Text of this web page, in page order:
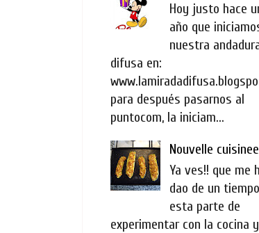
Hoy justo hace
año que
nuestra
difusa en:
para después pasarnos al
puntocom, la iniciam...
Nouvelle
Ya ves!! que me
dao de un
esta parte de
experimentar con la cocina y